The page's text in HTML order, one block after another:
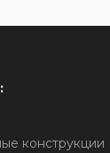
конструкции